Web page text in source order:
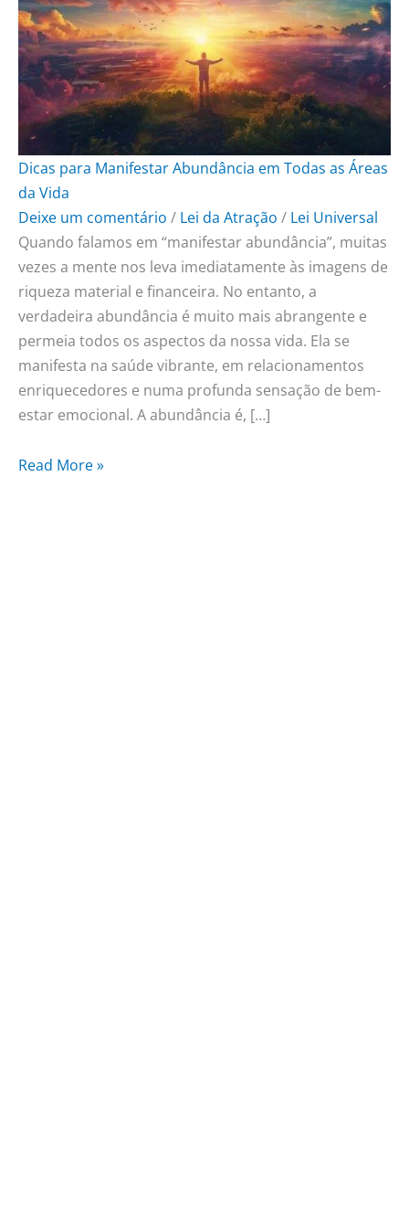
o
k
r
a
m
e
s
t
Dicas para Manifestar Abundância em Todas as Áreas
da Vida
Deixe um comentário / Lei da Atração / Lei Universal
Quando falamos em “manifestar abundância”, muitas
vezes a mente nos leva imediatamente às imagens de
riqueza material e financeira. No entanto, a
verdadeira abundância é muito mais abrangente e
permeia todos os aspectos da nossa vida. Ela se
manifesta na saúde vibrante, em relacionamentos
enriquecedores e numa profunda sensação de bem-
estar emocional. A abundância é, […]
Read More »